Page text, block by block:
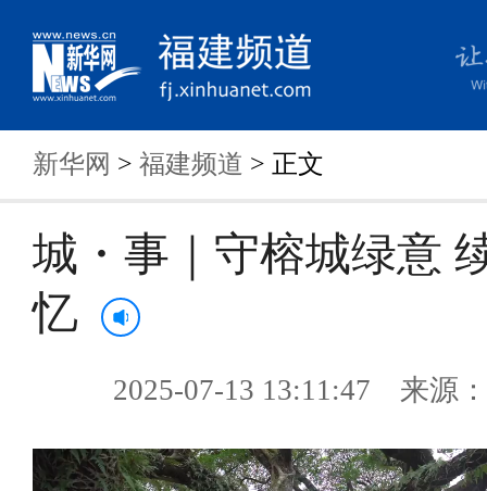
新华网 > 福建频道 > 正文
城・事｜守榕城绿意
忆
2025-07-13 13:11:47 来源